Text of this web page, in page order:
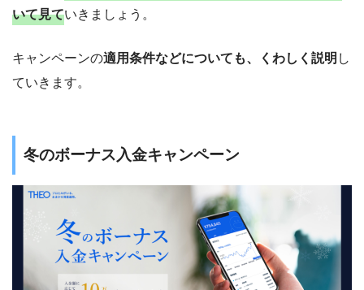
いて見ていきましょう。
キャンペーンの適用条件などについても、くわしく説明 し
ていきます。
冬のボーナス入金キャンペーン